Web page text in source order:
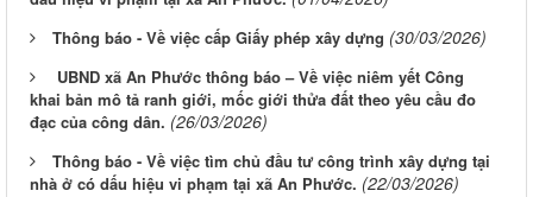
Thông báo - Về việc cấp Giấy phép xây dựng (30/03/2026)
UBND xã An Phước thông báo – Về việc niêm yết Công
khai bản mô tả ranh giới, mốc giới thửa đất theo yêu cầu đo
đạc của công dân. (26/03/2026)
Thông báo - Về việc tìm chủ đầu tư công trình xây dựng tại
nhà ở có dấu hiệu vi phạm tại xã An Phước. (22/03/2026)